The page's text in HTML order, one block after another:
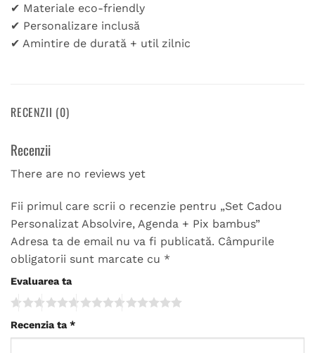
✔ Materiale eco-friendly
✔ Personalizare inclusă
✔ Amintire de durată + util zilnic
RECENZII (0)
Recenzii
There are no reviews yet
Fii primul care scrii o recenzie pentru „Set Cadou
Personalizat Absolvire, Agenda + Pix bambus”
Adresa ta de email nu va fi publicată. Câmpurile
obligatorii sunt marcate cu *
Evaluarea ta
Recenzia ta *